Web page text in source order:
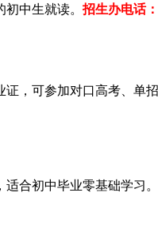
中生就读。 招生办电话：
，可参加对口高考、单招
合初中毕业零基础学习。